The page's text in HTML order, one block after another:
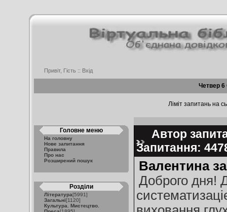
Привіт, Гість :: Вхід
Четвер 6
Ліміт запитань на
Головне меню
На головну
Нове запитання
Правила
Про нас
Розширений пошук
Розділи
Література[5991]
Загальні[1120]
Культура. Мистецтво.
Автор
Запитання:
Валентина
Доброго дня!